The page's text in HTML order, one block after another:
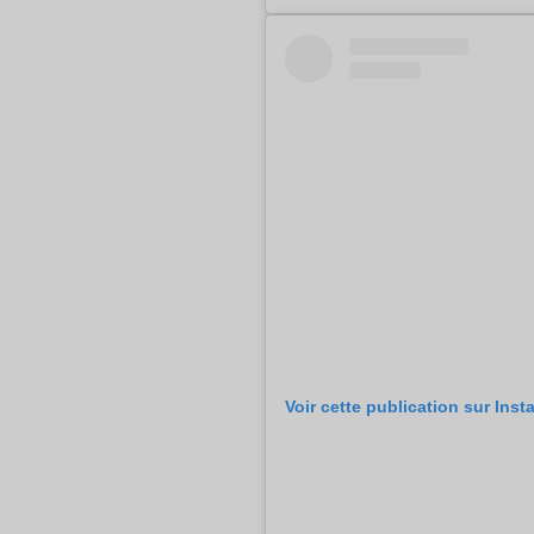
Voir cette publication sur